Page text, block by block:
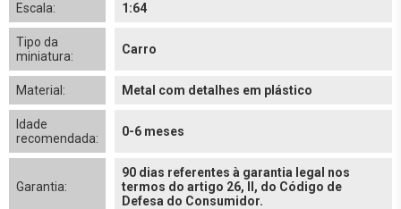
Escala: 1:64
Tipo da
miniatura:
Carro
Material: Metal com detalhes em plástico
Idade
recomendada:
0-6 meses
Garantia:
90 dias referentes à garantia legal nos
termos do artigo 26, II, do Código de
Defesa do Consumidor.